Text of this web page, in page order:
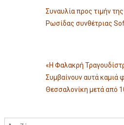
Συναυλία προς τιμήν
Ρωσίδας συνθέτριας
«Η Φαλακρή
Συμβαίνουν αυτά καμιά
Θεσσαλονίκη μετά από